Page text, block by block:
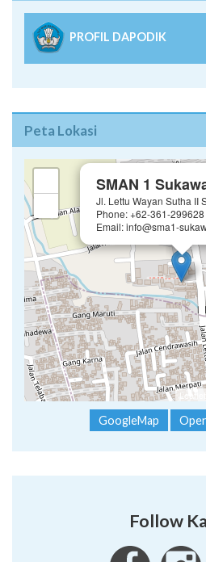
PROFIL DAPODIK
Peta Lokasi
SMAN 1
Jl. Lettu Wayan Sutha II
Phone: +62-361-299628
Email: info@sma1-
Leaflet
GoogleMap
Follow